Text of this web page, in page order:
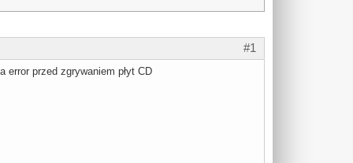
#1
error przed zgrywaniem płyt CD